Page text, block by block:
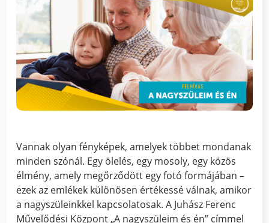
Vannak olyan fényképek, amelyek többet mondanak
minden szónál. Egy ölelés, egy mosoly, egy közös
élmény, amely megőrződött egy fotó formájában –
ezek az emlékek különösen értékessé válnak, amikor
a nagyszüleinkkel kapcsolatosak. A Juhász Ferenc
Művelődési Központ „A nagyszüleim és én” címmel